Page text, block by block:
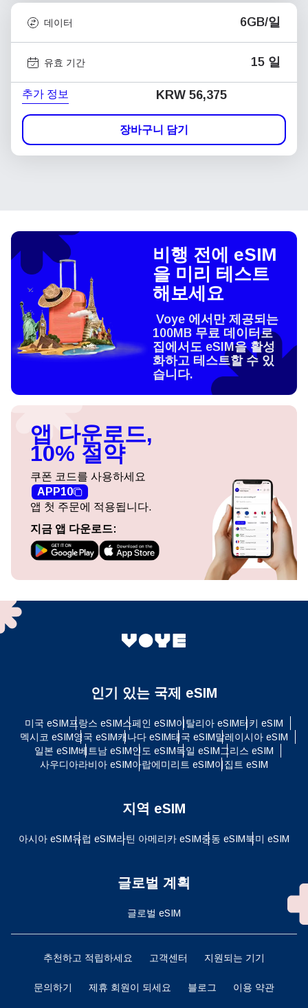
데이터 6GB/일
유효 기간 15 일
추가 정보 KRW 56,375
장바구니 담기
비행 전에 eSIM
을 미리 테스트
해보세요
Voye 에서만 제공되는
100MB 무료 데이터로
집에서도 eSIM을 활성
화하고 테스트할 수 있
습니다.
앱 다운로드,
10% 절약
쿠폰 코드를 사용하세요
APP10
앱 첫 주문에 적용됩니다.
지금 앱 다운로드:
인기 있는 국제 eSIM
미국 eSIM프랑스 eSIM스페인 eSIM이탈리아 eSIM터키 eSIM
멕시코 eSIM영국 eSIM캐나다 eSIM태국 eSIM말레이시아 eSIM
일본 eSIM베트남 eSIM인도 eSIM독일 eSIM그리스 eSIM
사우디아라비아 eSIM아랍에미리트 eSIM이집트 eSIM
지역 eSIM
아시아 eSIM유럽 ​​eSIM라틴 아메리카 eSIM중동 eSIM북미 eSIM
글로벌 계획
글로벌 eSIM
추천하고 적립하세요 고객센터 지원되는 기기
문의하기 제휴 회원이 되세요 블로그 이용 약관